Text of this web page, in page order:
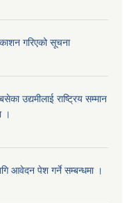
गरिएको सूचना
उद्यमीलाई राष्ट्रिय सम्मान
।
आवेदन पेश गर्ने सम्बन्धमा ।